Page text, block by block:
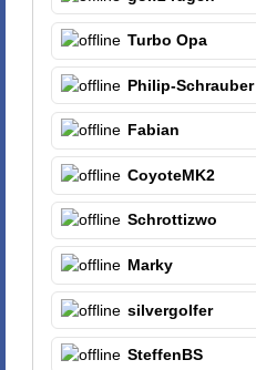
Turbo Opa
Philip-Schrauber
Fabian
CoyoteMK2
Schrottizwo
Marky
silvergolfer
SteffenBS